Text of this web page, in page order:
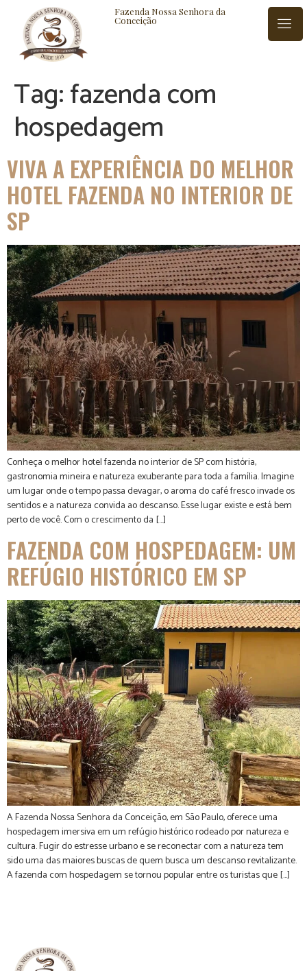
Fazenda Nossa Senhora da
Conceição
BLOG CONTATO
Tag:fazenda com
hospedagem
VIVA A EXPERIÊNCIA DO MELHOR
HOTEL FAZENDA NO INTERIOR DE
SP
Conheça o melhor hotel fazenda no interior de SP com história,
gastronomia mineira e natureza exuberante para toda a família. Imagine
um lugar onde o tempo passa devagar, o aroma do café fresco invade os
sentidos e a natureza convida ao descanso. Esse lugar existe e está bem
perto de você. Com o crescimento da […]
FAZENDA COM HOSPEDAGEM: UM
REFÚGIO HISTÓRICO EM SP
A Fazenda Nossa Senhora da Conceição, em São Paulo, oferece uma
hospedagem imersiva em um refúgio histórico rodeado por natureza e
cultura. Fugir do estresse urbano e se reconectar com a natureza tem
sido uma das maiores buscas de quem busca um descanso revitalizante.
A fazenda com hospedagem se tornou popular entre os turistas que […]